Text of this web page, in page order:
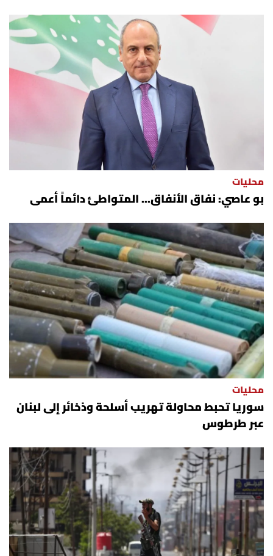
محليات
بو عاصي: نفاق الأنفاق... المتواطئ دائماً أعمى
محليات
سوريا تحبط محاولة تهريب أسلحة وذخائر إلى لبنان
عبر طرطوس